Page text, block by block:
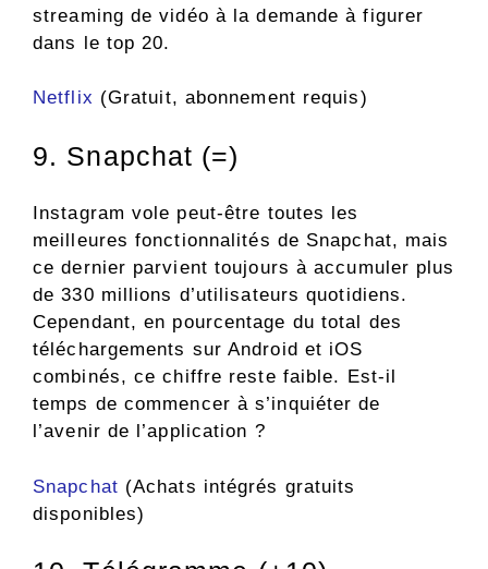
streaming de vidéo à la demande à figurer
dans le top 20.
Netflix (Gratuit, abonnement requis)
9. Snapchat (=)
Instagram vole peut-être toutes les
meilleures fonctionnalités de Snapchat, mais
ce dernier parvient toujours à accumuler plus
de 330 millions d’utilisateurs quotidiens.
Cependant, en pourcentage du total des
téléchargements sur Android et iOS
combinés, ce chiffre reste faible. Est-il
temps de commencer à s’inquiéter de
l’avenir de l’application ?
Snapchat (Achats intégrés gratuits
disponibles)